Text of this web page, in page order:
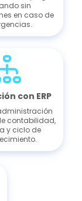
sin
en caso de
con ERP
contabilidad,
y ciclo de